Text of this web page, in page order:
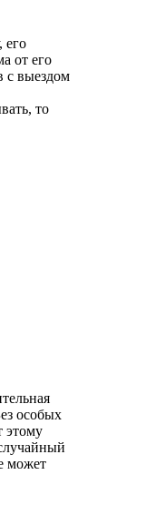
его
от его
с выездом
то
особых
этому
может